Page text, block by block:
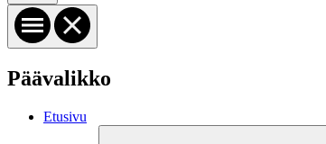
Päävalikko
Etusivu